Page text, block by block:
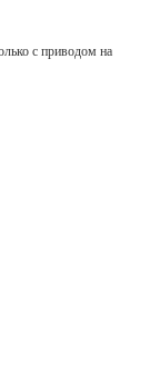
с приводом на